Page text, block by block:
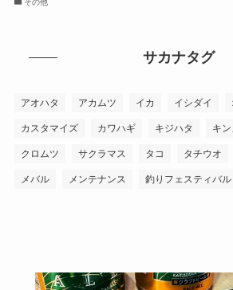
その他
サカナタグ
アオハタ アカムツ イカ イシダイ
カスタマイズ カワハギ キジハタ キ
クロムツ サクラマス タコ タチウオ
メバル メンテナンス 釣りフェスティバル